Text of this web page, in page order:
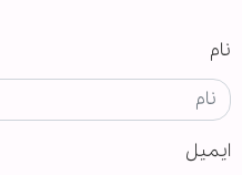
نام
ایمیل